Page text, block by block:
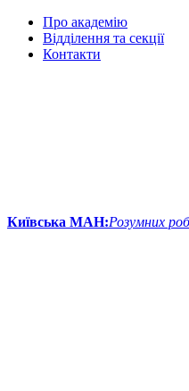
Про академію
Відділення та секції
Контакти
Київська МАН:Розумних